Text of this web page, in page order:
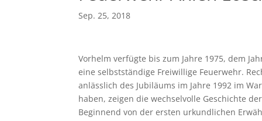
Sep. 25, 2018
Vorhelm verfügte bis zum Jahre 1975, dem
eine selbstständige Freiwillige Feuerwehr.
anlässlich des Jubiläums im Jahre 1992 im
haben, zeigen die wechselvolle Geschichte
Beginnend von der ersten urkundlichen